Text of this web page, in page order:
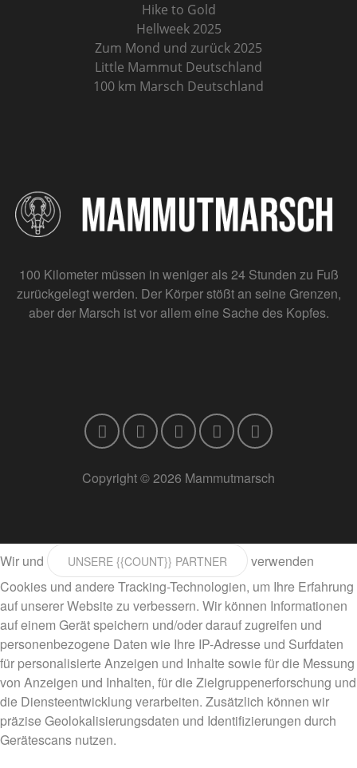
Hike to Gold
Hellweek 2025
Zum Mond und zurück 2025
Little Mammut Deutschland
100 km Marsch Deutschland
100 Kilometer müssen in weniger als 24 Stunden zu Fuß
zurückgelegt werden. Der Körper stößt an seine Grenzen,
aber der Marsch ist vor allem eine Sache des Kopfes.
Copyright © 2026 Mammutmarsch
Wir und UNSERE {{COUNT}} PARTNER
verwenden
Cookies und andere Tracking-Technologien, um Ihre Erfahrung
auf unserer Website zu verbessern. Wir können Informationen
auf einem Gerät speichern und/oder darauf zugreifen und
personenbezogene Daten wie Ihre IP-Adresse und Surfdaten
für personalisierte Anzeigen und Inhalte sowie für die Messung
von Anzeigen und Inhalten, für die Zielgruppenerforschung und
die Diensteentwicklung verarbeiten. Zusätzlich können wir
präzise Geolokalisierungsdaten und Identifizierungen durch
Gerätescans nutzen.